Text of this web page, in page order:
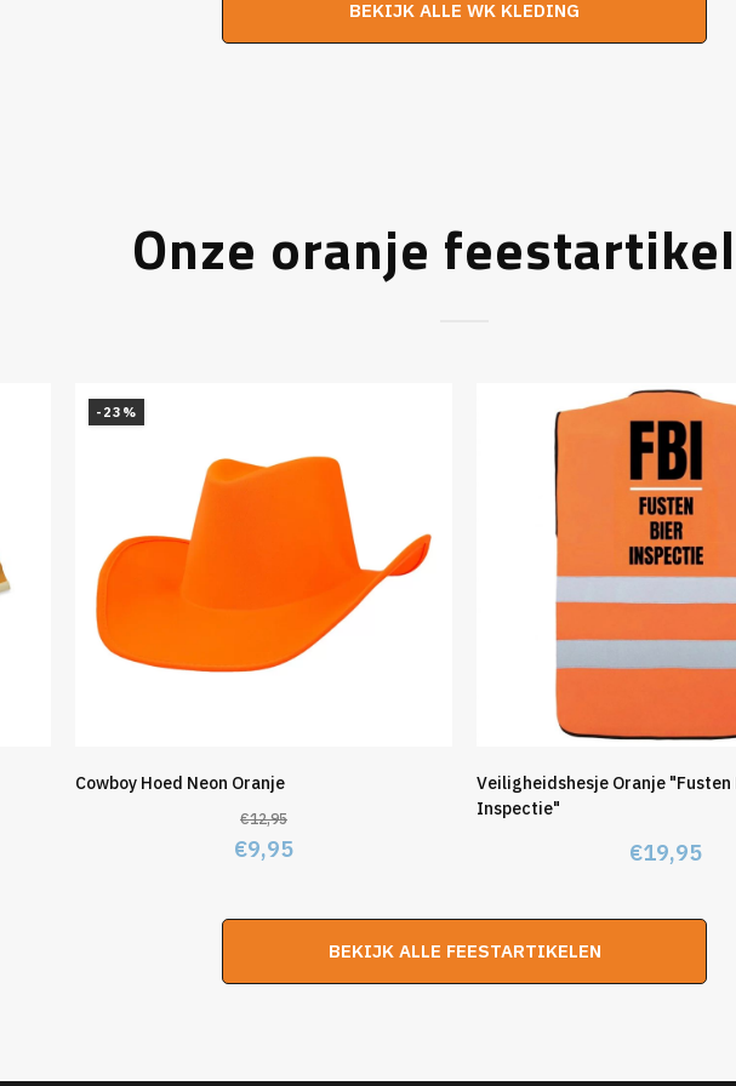
€24,95.BEKIJK ALLE WK KLEDING
Onze oranje
-23%
Cowboy Hoed Neon Oranje
€12,95
Oorspronkelijke
was:
€9,95Huidige
is:
€9,95.
Veiligheidshesje Oranje "Fusten
Inspectie"
€19,95
BEKIJK ALLE FEESTARTIKELEN